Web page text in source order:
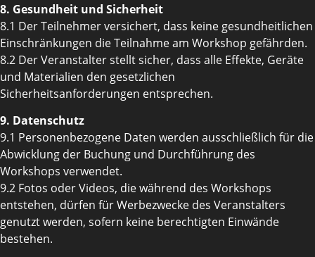
8. Gesundheit und Sicherheit
8.1 Der Teilnehmer versichert, dass keine gesundheitlichen
Einschränkungen die Teilnahme am Workshop gefährden.
8.2 Der Veranstalter stellt sicher, dass alle Effekte, Geräte
und Materialien den gesetzlichen
Sicherheitsanforderungen entsprechen.
9. Datenschutz
9.1 Personenbezogene Daten werden ausschließlich für die
Abwicklung der Buchung und Durchführung des
Workshops verwendet.
9.2 Fotos oder Videos, die während des Workshops
entstehen, dürfen für Werbezwecke des Veranstalters
genutzt werden, sofern keine berechtigten Einwände
bestehen.